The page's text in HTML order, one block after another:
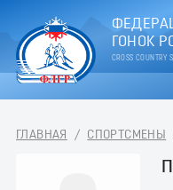
ГОНОК
CROSS COUNTRY
ГЛАВНАЯ / СПОРТСМЕНЫ